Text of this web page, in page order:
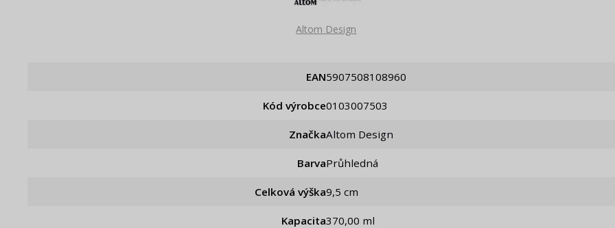
Altom Design
EAN 5907508108960
Kód výrobce 0103007503
Značka Altom Design
Barva Průhledná
Celková výška 9,5 cm
Kapacita 370,00 ml